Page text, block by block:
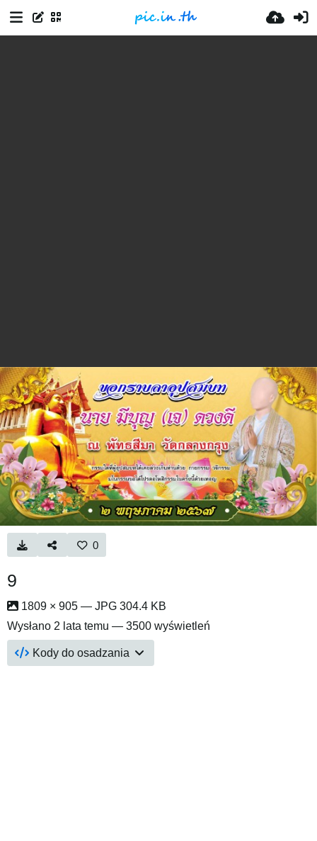
0
9
1809 × 905 — JPG 304.4 KB
Wysłano 2 lata temu — 3500 wyświetleń
Kody do osadzania